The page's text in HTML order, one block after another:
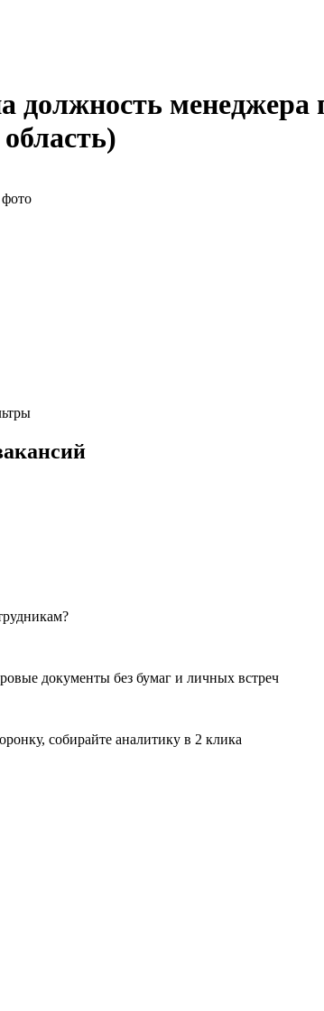
должность
документы без бумаг и личных встреч
собирайте аналитику в 2 клика